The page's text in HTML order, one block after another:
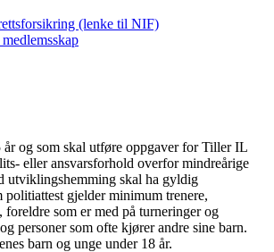
(lenke til NIF)
og som skal utføre oppgaver for Tiller IL
eller ansvarsforhold overfor mindreårige
utviklingshemming skal ha gyldig
gjelder minimum trenere,
foreldre som er med på turneringer og
personer som ofte kjører andre sine barn.
barn og unge under 18 år.